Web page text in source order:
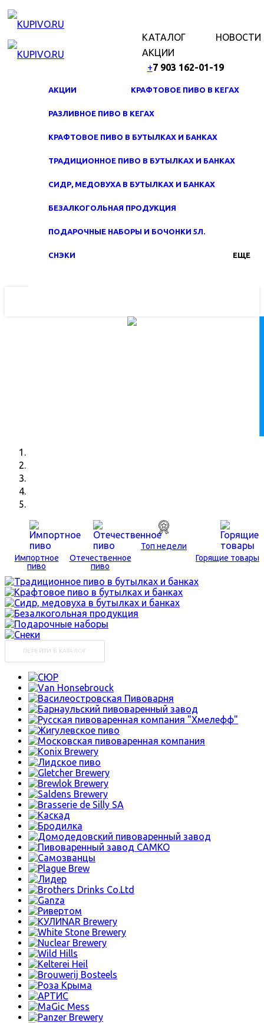
КАТАЛОГ
НОВОСТИ
АКЦИИ
+7 903 162-01-19
АКЦИИ КРАФТОВОЕ ПИВО В КЕГАХ
РАЗЛИВНОЕ ПИВО В КЕГАХ
КРАФТОВОЕ ПИВО В БУТЫЛКАХ И БАНКАХ
ТРАДИЦИОННОЕ ПИВО В БУТЫЛКАХ И БАНКАХ
СИДР, МЕДОВУХА В БУТЫЛКАХ И БАНКАХ
БЕЗАЛКОГОЛЬНАЯ ПРОДУКЦИЯ
ПОДАРОЧНЫЕ НАБОРЫ И БОЧОНКИ 5Л.
СНЭКИ ЕЩЕ
Импортное
пиво
Отечественное
пиво
Топ недели
Горящие товары
ПЕРЕЙТИ В КАТАЛОГ